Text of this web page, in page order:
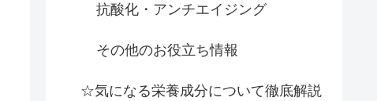
抗酸化・アンチエイジング
その他のお役立ち情報
☆気になる栄養成分について徹底解説